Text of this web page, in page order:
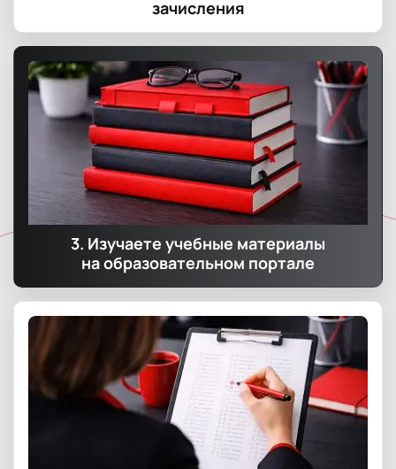
зачисления
3. Изучаете учебные материалы
на образовательном портале